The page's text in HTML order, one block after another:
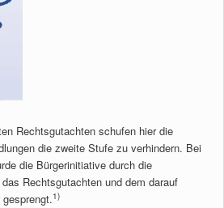
Rechtsgutachten schufen hier die
die zweite Stufe zu verhindern. Bei
die Bürgerinitiative durch die
Rechtsgutachten und dem darauf
1)